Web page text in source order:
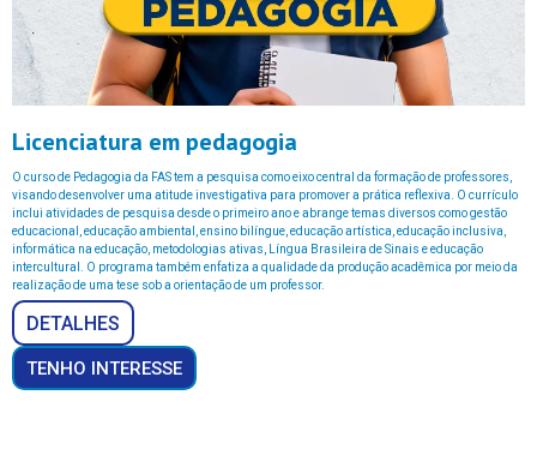
Licenciatura em pedagogia
O curso de Pedagogia da FAS tem a pesquisa como eixo central da formação de professores,
visando desenvolver uma atitude investigativa para promover a prática reflexiva. O currículo
inclui atividades de pesquisa desde o primeiro ano e abrange temas diversos como gestão
educacional, educação ambiental, ensino bilíngue, educação artística, educação inclusiva,
informática na educação, metodologias ativas, Língua Brasileira de Sinais e educação
intercultural. O programa também enfatiza a qualidade da produção acadêmica por meio da
realização de uma tese sob a orientação de um professor.
DETALHES
TENHO INTERESSE